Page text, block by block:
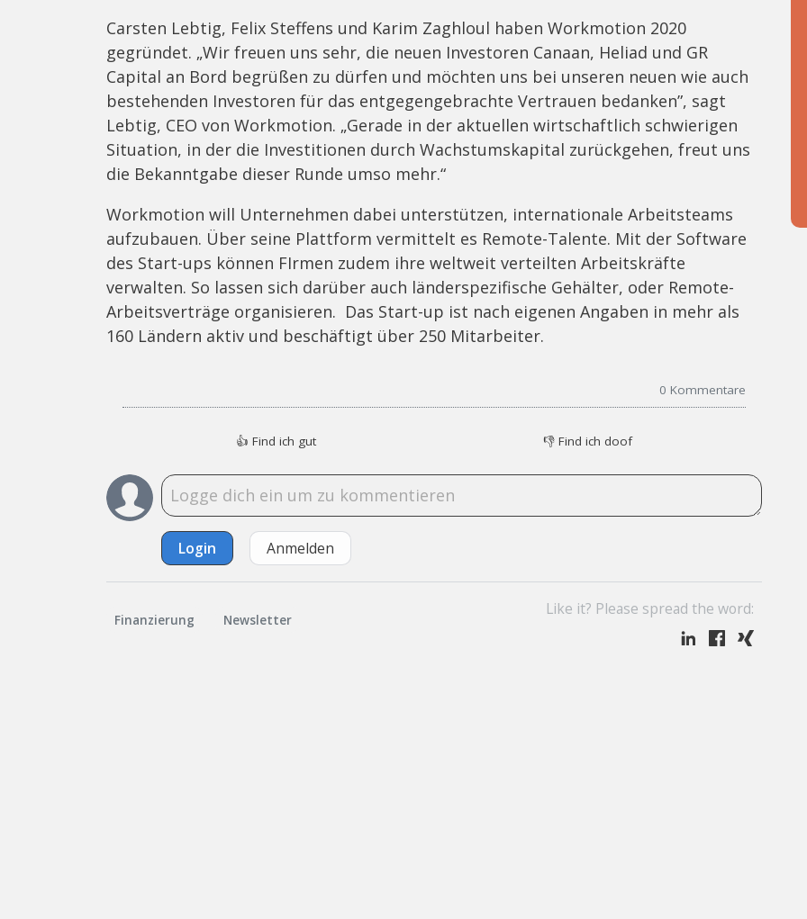
Carsten Lebtig, Felix Steffens und Karim Zaghloul haben Workmotion 2020
gegründet. „Wir freuen uns sehr, die neuen Investoren Canaan, Heliad und GR
Capital an Bord begrüßen zu dürfen und möchten uns bei unseren neuen wie auch
bestehenden Investoren für das entgegengebrachte Vertrauen bedanken”, sagt
Lebtig, CEO von Workmotion. „Gerade in der aktuellen wirtschaftlich schwierigen
Situation, in der die Investitionen durch Wachstumskapital zurückgehen, freut uns
die Bekanntgabe dieser Runde umso mehr.“
Workmotion will Unternehmen dabei unterstützen, internationale Arbeitsteams
aufzubauen. Über seine Plattform vermittelt es Remote-Talente. Mit der Software
des Start-ups können FIrmen zudem ihre weltweit verteilten Arbeitskräfte
verwalten. So lassen sich darüber auch länderspezifische Gehälter, oder Remote-
Arbeitsverträge organisieren. Das Start-up ist nach eigenen Angaben in mehr als
160 Ländern aktiv und beschäftigt über 250 Mitarbeiter.
0 Kommentare
👍 Find ich gut 👎 Find ich doof
Login Anmelden
Finanzierung Newsletter
Like it? Please spread the word: